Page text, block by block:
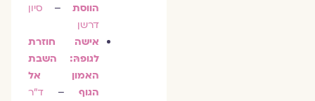
הווסת–
סיון
דרשן
אישה חוזרת
לגופהּ: השבת
האמון אל
הגוף–
ד"ר